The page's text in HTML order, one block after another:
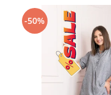
-50%